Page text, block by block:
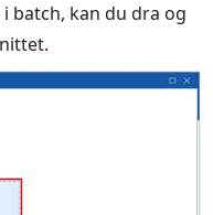
batch, kan du dra og